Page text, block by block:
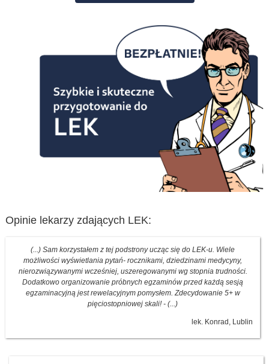
Opinie lekarzy zdających LEK:
(...) Sam korzystałem z tej podstrony ucząc się do LEK-u. Wiele
możliwości wyświetlania pytań- rocznikami, dziedzinami medycyny,
nierozwiązywanymi wcześniej, uszeregowanymi wg stopnia trudności.
Dodatkowo organizowanie próbnych egzaminów przed każdą sesją
egzaminacyjną jest rewelacyjnym pomysłem. Zdecydowanie 5+ w
pięciostopniowej skali! - (...)
lek. Konrad, Lublin